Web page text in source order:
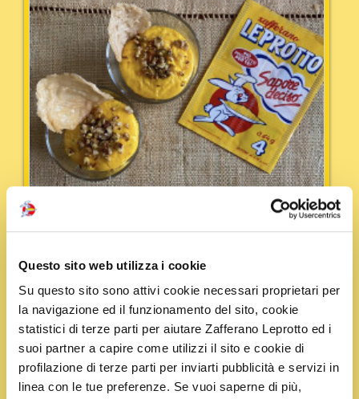
Questo sito web utilizza i cookie
Su questo sito sono attivi cookie necessari proprietari per
la navigazione ed il funzionamento del sito, cookie
statistici di terze parti per aiutare Zafferano Leprotto ed i
suoi partner a capire come utilizzi il sito e cookie di
profilazione di terze parti per inviarti pubblicità e servizi in
linea con le tue preferenze. Se vuoi saperne di più,
Tempo:20 minuti + 30 min per la cottura
Portata:
Antipasti e snack
Flan di grana allo zafferano
Leggi Tutto